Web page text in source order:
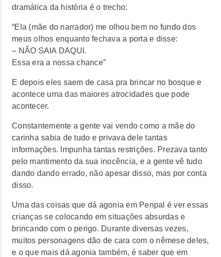
dramática da história é o trecho:
“Ela (mãe do narrador) me olhou bem no fundo dos
meus olhos enquanto fechava a porta e disse:
– NÃO SAIA DAQUI.
Essa era a nossa chance”
E depois eles saem de casa pra brincar no bosque e
acontece uma das maiores atrocidades que pode
acontecer.
Constantemente a gente vai vendo como a mãe do
carinha sabia de tudo e privava dele tantas
informações. Impunha tantas restrições. Prezava tanto
pelo mantimento da sua inocência, e a gente vê tudo
dando dando errado, não apesar disso, mas por conta
disso.
Uma das coisas que dá agonia em Penpal é ver essas
crianças se colocando em situações absurdas e
brincando com o perigo. Durante diversas vezes,
muitos personagens dão de cara com o nêmese deles,
e o que mais dá agonia também, é saber que em